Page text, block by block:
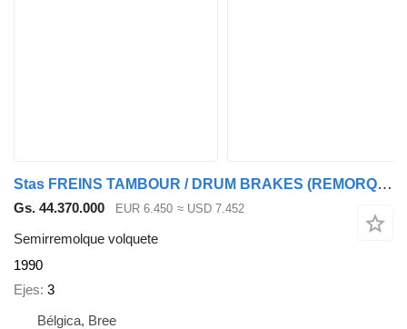
Stas FREINS TAMBOUR / DRUM BRAKES (REMORQUE FRANCAIS / FREINS TAMBOUR
Gs. 44.370.000 EUR 6.450 ≈ USD 7.452
Semirremolque volquete
1990
Ejes 3
Bélgica, Bree